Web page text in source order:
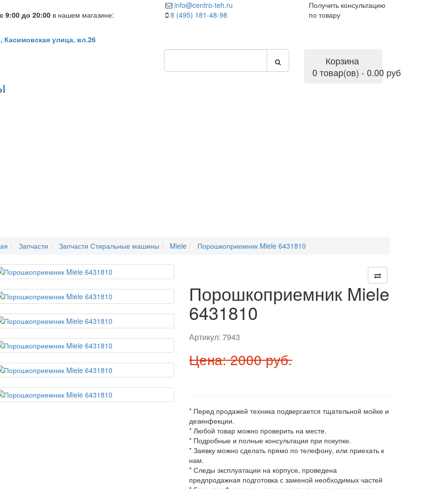
9:00 до 20:00 в нашем магазине:
улица, вл.26
info@centro-teh.ru
8 (495) 181-48-98
Получить консультацию
по товару
Корзина
0 товар(ов) - 0.00 руб
Запчасти Запчасти Стиральные машины Miele Порошкоприемник Miele 6431810
Порошкоприемник Miele
6431810
Артикул:7943
Цена: 2000 руб.
* Перед продажей техника подвергается тщательной мойке и
дезинфекции.
* Любой товар можно проверить на месте.
* Подробные и полные консультации при покупке.
* Заявку можно сделать прямо по телефону, или приехать к
нам.
* Следы эксплуатации на корпусе, проведена
предпродажная подготовка с заменой необходимых частей